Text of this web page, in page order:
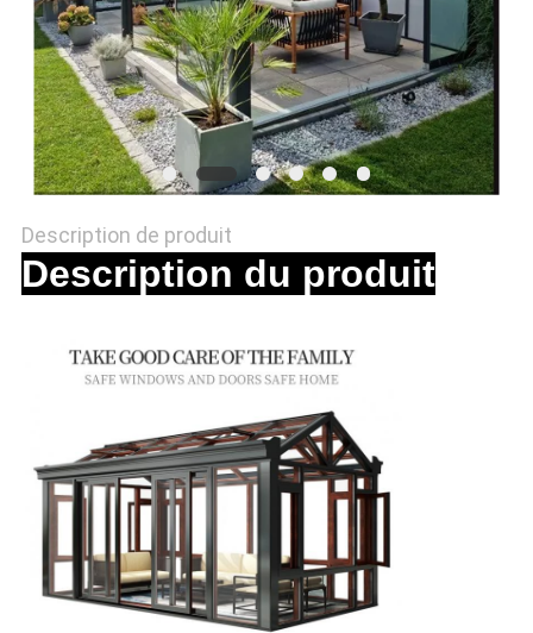
CAS
DEMANDEZ
UNE
CITATION
PLAN
DU
POLICY
Description de produit
Description du produit